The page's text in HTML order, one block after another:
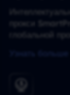
прокси
глобальной
Узнать больше